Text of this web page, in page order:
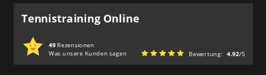
Tennistraining Online
49Rezensionen
Was unsere Kunden sagen
Bewertung: 4.92/5